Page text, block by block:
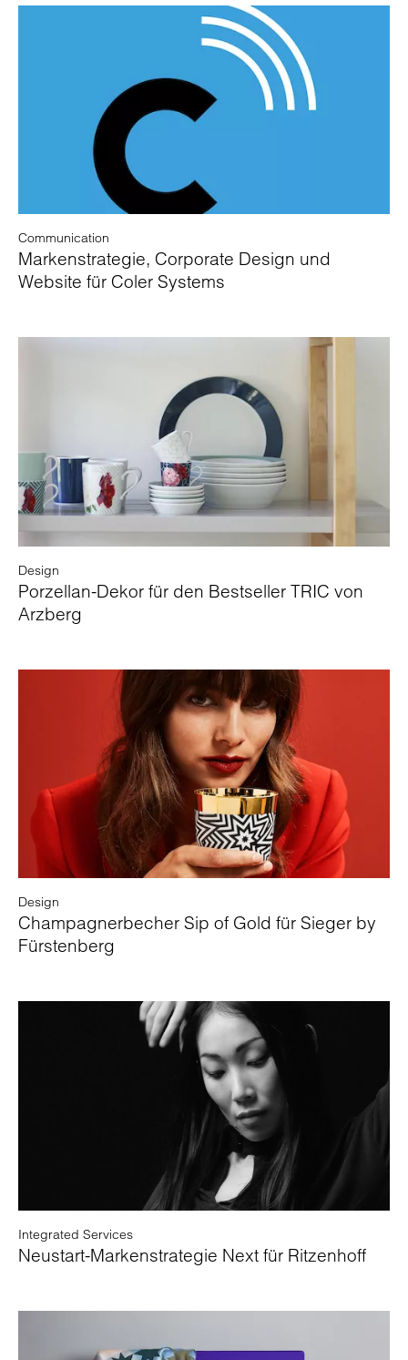
Communication
Markenstrategie, Corporate Design und
Website für Coler Systems
Design
Porzellan-Dekor für den Bestseller TRIC von
Arzberg
Design
Champagnerbecher Sip of Gold für Sieger by
Fürstenberg
Integrated Services
Neustart-Markenstrategie Next für Ritzenhoff